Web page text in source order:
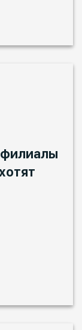
филиалы